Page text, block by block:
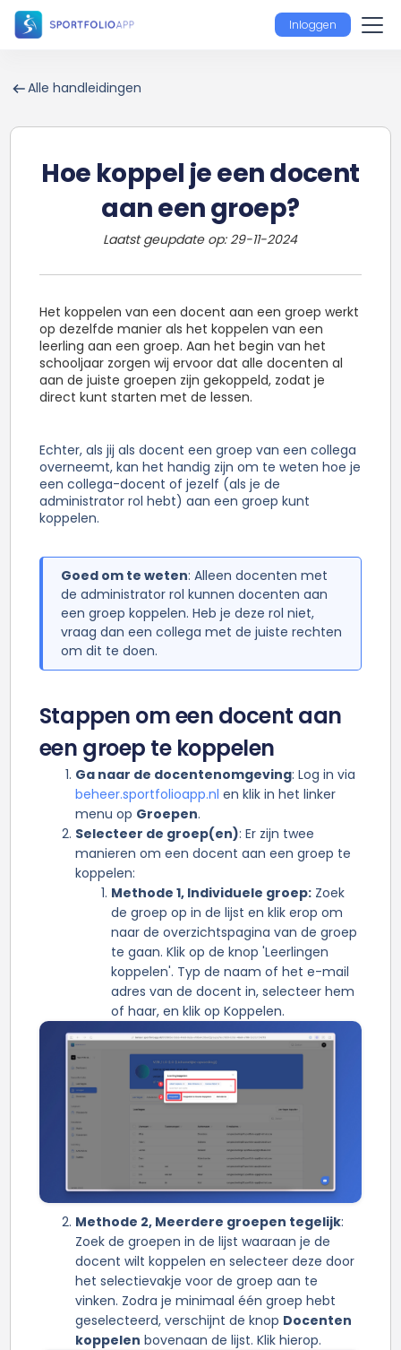
Inloggen
Alle handleidingen
Hoe koppel je een docent
aan een groep?
Laatst geupdate op:29-11-2024
Het koppelen van een docent aan een groep werkt
op dezelfde manier als het koppelen van een
leerling aan een groep. Aan het begin van het
schooljaar zorgen wij ervoor dat alle docenten al
aan de juiste groepen zijn gekoppeld, zodat je
direct kunt starten met de lessen.
Echter, als jij als docent een groep van een collega
overneemt, kan het handig zijn om te weten hoe je
een collega-docent of jezelf (als je de
administrator rol hebt) aan een groep kunt
koppelen.
Goed om te weten: Alleen docenten met
de administrator rol kunnen docenten aan
een groep koppelen. Heb je deze rol niet,
vraag dan een collega met de juiste rechten
om dit te doen.
Stappen om een docent aan
een groep te koppelen
Ga naar de docentenomgeving: Log in via
beheer.sportfolioapp.nl en klik in het linker
menu op Groepen.
Selecteer de groep(en): Er zijn twee
manieren om een docent aan een groep te
koppelen:
Methode 1, Individuele groep:Zoek
de groep op in de lijst en klik erop om
naar de overzichtspagina van de groep
te gaan. Klik op de knop 'Leerlingen
koppelen'. Typ de naam of het e-mail
adres van de docent in, selecteer hem
of haar, en klik op Koppelen.
Methode 2, Meerdere groepen tegelijk:
Zoek de groepen in de lijst waaraan je de
docent wilt koppelen en selecteer deze door
het selectievakje voor de groep aan te
vinken. Zodra je minimaal één groep hebt
geselecteerd, verschijnt de knop Docenten
koppelen bovenaan de lijst. Klik hierop.